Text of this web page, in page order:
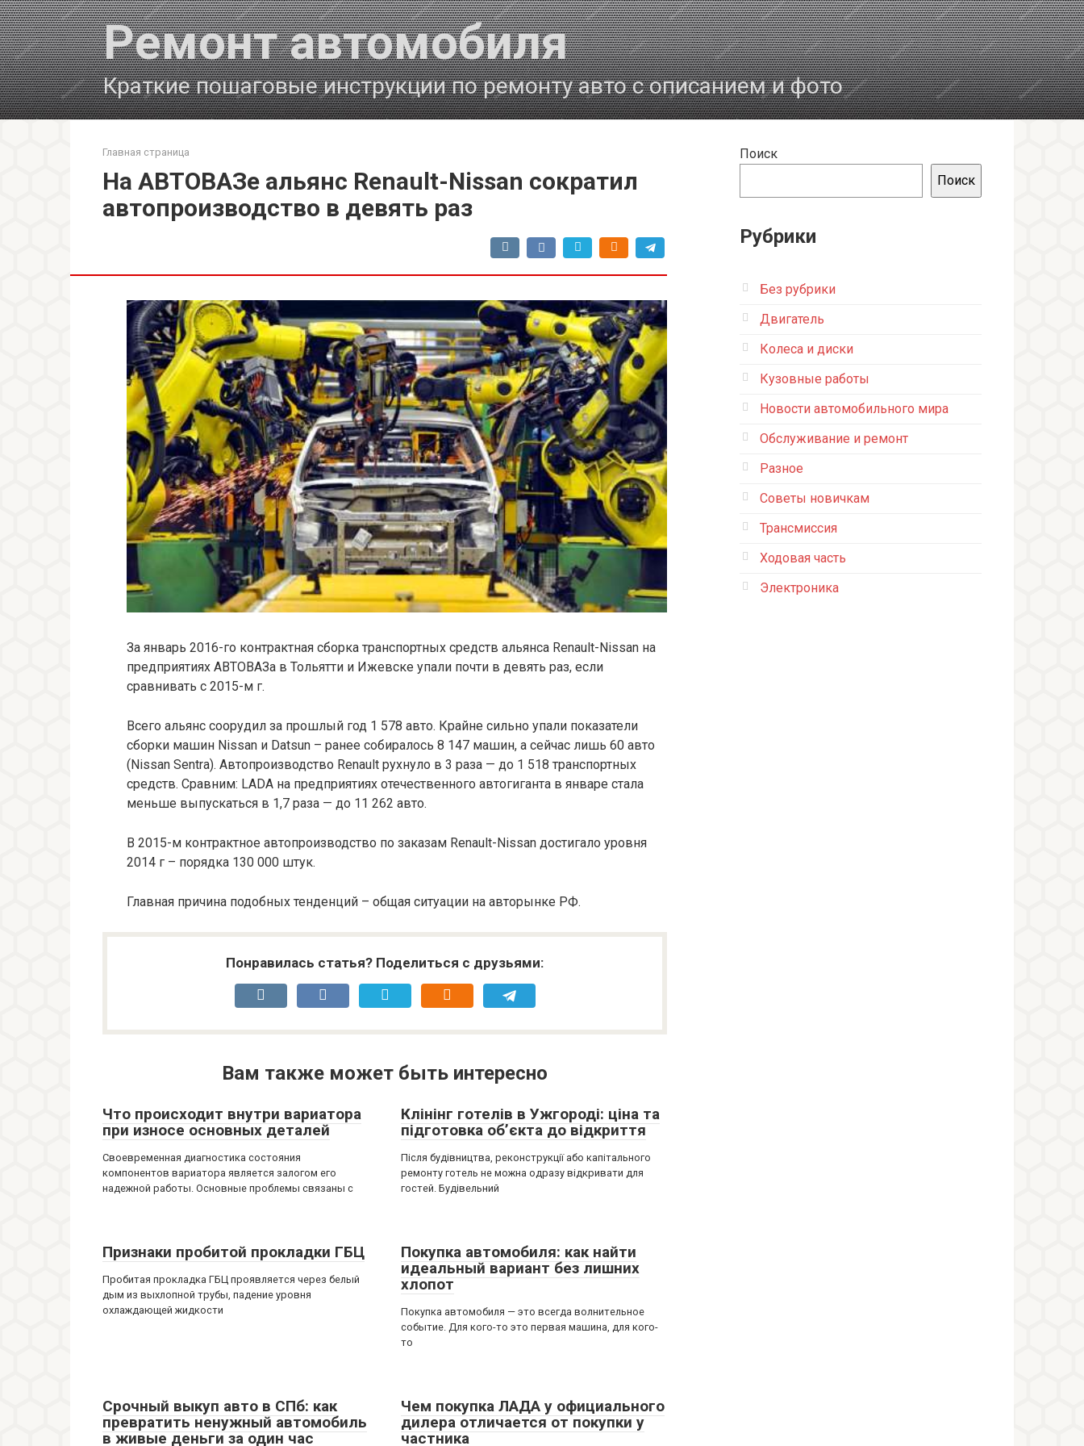
Перейти
к
контенту
Ремонт автомобиля
Краткие пошаговые инструкции по ремонту авто с описанием и фото
Главная страница
На АВТОВАЗе альянс Renault-Nissan сократил
автопроизводство в девять раз
За январь 2016-го контрактная сборка транспортных средств альянса Renault-Nissan на
предприятиях АВТОВАЗа в Тольятти и Ижевске упали почти в девять раз, если
сравнивать с 2015-м г.
Всего альянс соорудил за прошлый год 1 578 авто. Крайне сильно упали показатели
сборки машин Nissan и Datsun – ранее собиралось 8 147 машин, а сейчас лишь 60 авто
(Nissan Sentra). Автопроизводство Renault рухнуло в 3 раза — до 1 518 транспортных
средств. Сравним: LADA на предприятиях отечественного автогиганта в январе стала
меньше выпускаться в 1,7 раза — до 11 262 авто.
В 2015-м контрактное автопроизводство по заказам Renault-Nissan достигало уровня
2014 г – порядка 130 000 штук.
Главная причина подобных тенденций – общая ситуации на авторынке РФ.
Понравилась статья? Поделиться с друзьями:
Вам также может быть интересно
Что происходит внутри вариатора
при износе основных деталей
Своевременная диагностика состояния
компонентов вариатора является залогом его
надежной работы. Основные проблемы связаны с
Клінінг готелів в Ужгороді: ціна та
підготовка об’єкта до відкриття
Після будівництва, реконструкції або капітального
ремонту готель не можна одразу відкривати для
гостей. Будівельний
Признаки пробитой прокладки ГБЦ
Пробитая прокладка ГБЦ проявляется через белый
дым из выхлопной трубы, падение уровня
охлаждающей жидкости
Покупка автомобиля: как найти
идеальный вариант без лишних
хлопот
Покупка автомобиля — это всегда волнительное
событие. Для кого-то это первая машина, для кого-
то
Срочный выкуп авто в СПб: как
превратить ненужный автомобиль
в живые деньги за один час
Чем покупка ЛАДА у официального
дилера отличается от покупки у
частника
Поиск
Поиск
Рубрики
Без рубрики
Двигатель
Колеса и диски
Кузовные работы
Новости автомобильного мира
Обслуживание и ремонт
Разное
Советы новичкам
Трансмиссия
Ходовая часть
Электроника